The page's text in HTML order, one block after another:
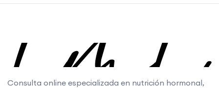
Consulta online especializada en nutrición hormonal,